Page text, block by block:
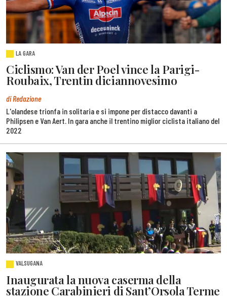
LA GARA
Ciclismo: Van der Poel vince la Parigi-
Roubaix, Trentin diciannovesimo
di Redazione
L'olandese trionfa in solitaria e si impone per distacco davanti a
Philipsen e Van Aert. In gara anche il trentino miglior ciclista italiano del
2022
VALSUGANA
Inaugurata la nuova caserma della
stazione Carabinieri di Sant’Orsola Terme